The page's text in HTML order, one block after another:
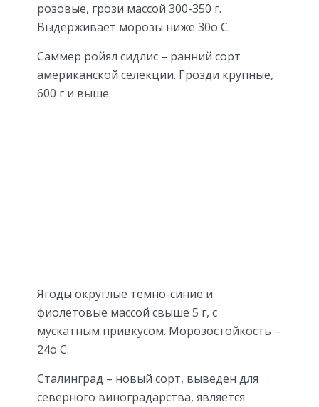
розовые, грози массой 300-350 г.
Выдерживает морозы ниже 30о С.
Саммер ройял сидлис – ранний сорт
американской селекции. Грозди крупные,
600 г и выше.
Ягоды округлые темно-синие и
фиолетовые массой свыше 5 г, с
мускатным привкусом. Морозостойкость –
24о С.
Сталинград – новый сорт, выведен для
северного виноградарства, является